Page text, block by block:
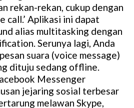
rekan-rekan, cukup dengan
call.’ Aplikasi ini dapat
alias multitasking dengan
Serunya lagi, Anda
suara (voice message)
dituju sedang offline.
Messenger
jejaring sosial terbesar
melawan Skype,